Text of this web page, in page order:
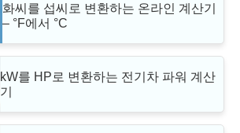
화씨를 섭씨로 변환하는 온라인 계산기
– °F에서 °C
kW를 HP로 변환하는 전기차 파워 계산
기